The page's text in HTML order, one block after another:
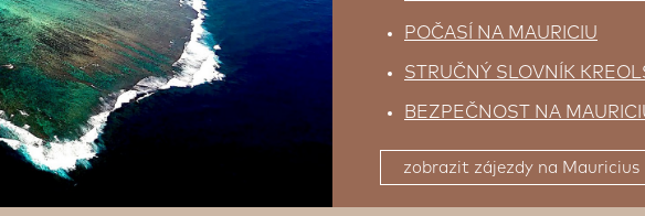
POČASÍ NA MAURICIU
STRUČNÝ SLOVNÍK
BEZPEČNOST NA
zobrazit zájezdy na Mauricius